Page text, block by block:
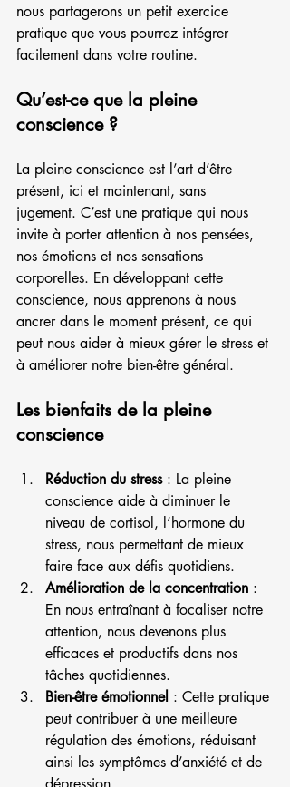
nous partagerons un petit exercice
pratique que vous pourrez intégrer
facilement dans votre routine.
Qu’est-ce que la pleine
conscience ?
La pleine conscience est l’art d’être
présent, ici et maintenant, sans
jugement. C’est une pratique qui nous
invite à porter attention à nos pensées,
nos émotions et nos sensations
corporelles. En développant cette
conscience, nous apprenons à nous
ancrer dans le moment présent, ce qui
peut nous aider à mieux gérer le stress et
à améliorer notre bien-être général.
Les bienfaits de la pleine
conscience
Réduction du stress : La pleine
conscience aide à diminuer le
niveau de cortisol, l’hormone du
stress, nous permettant de mieux
faire face aux défis quotidiens.
Amélioration de la concentration :
En nous entraînant à focaliser notre
attention, nous devenons plus
efficaces et productifs dans nos
tâches quotidiennes.
Bien-être émotionnel : Cette pratique
peut contribuer à une meilleure
régulation des émotions, réduisant
ainsi les symptômes d’anxiété et de